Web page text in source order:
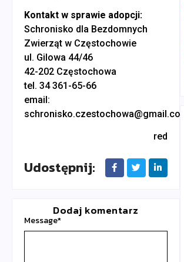
Kontakt w sprawie adopcji:
Schronisko dla Bezdomnych
Zwierząt w Częstochowie
ul. Gilowa 44/46
42-202 Częstochowa
tel. 34 361-65-66
email:
schronisko.czestochowa@gmail.com
red
Udostępnij:
Dodaj komentarz
Message*